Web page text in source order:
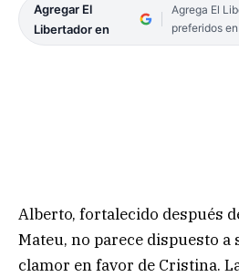
Agregar El
Libertador en
Agrega El
preferidos
Alberto, fortalecido después
Mateu, no parece dispuesto
clamor en favor de Cristina.